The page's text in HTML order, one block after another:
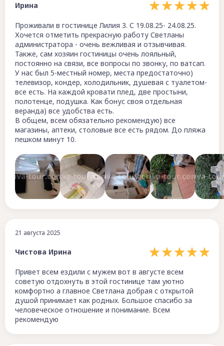
Ирина
Проживали в гостинице Лилия 3. С 19.08.25- 24.08.25.
Хочется отметить прекрасную работу Светланы
администратора - очень вежливая и отзывчивая.
Также, сам хозяин гостиницы очень лояльный,
постоянно на связи, все вопросы по звонку, по ватсап.
У нас был 5-местный номер, места предостаточно)
телевизор, кондер, холодильник, душевая с туалетом-
все есть. На каждой кровати плед, две простыни,
полотенце, подушка. Как бонус своя отдельная
веранда) все удобства есть.
В общем, всем обязательно рекомендую) все
магазины, аптеки, столовые все есть рядом. До пляжа
пешком минут 10.
21 августа 2025
Чистова Ирина
Привет всем ездили с мужем вот в августе всем
советую отдохнуть в этой гостинице там уютно
комфортно а главное Светлана добрая с открытой
душой принимает как родных. Большое спасибо за
человеческое отношение и понимание. Всем
рекомендую